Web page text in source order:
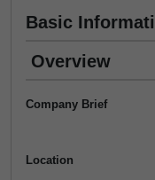
Basic
Overview
Company Brief
Location